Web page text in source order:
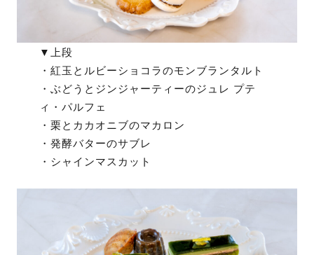
▼上段
・紅玉とルビーショコラのモンブランタルト
・ぶどうとジンジャーティーのジュレ プテ
ィ・パルフェ
・栗とカカオニブのマカロン
・発酵バターのサブレ
・シャインマスカット